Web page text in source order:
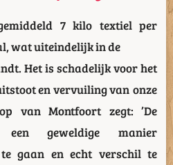
7 kilo textiel per
wat uiteindelijk in de
Het is schadelijk voor het
en vervuiling van onze
van Montfoort zegt: ’De
geweldige manier
gaan en echt verschil te